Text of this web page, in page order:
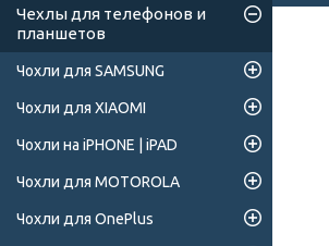
Чехлы для телефонов и
планшетов
Чохли для SAMSUNG
Чохли для XIAOMI
Чохли на iPHONE | iPAD
Чохли для MOTOROLA
Чохли для OnePlus